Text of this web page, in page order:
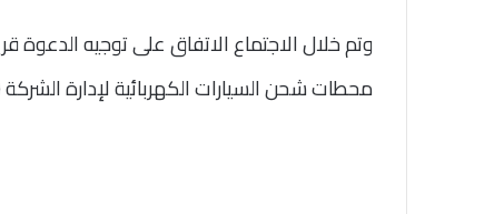
وتم خلال الاجتماع الاتفاق على توجيه الدعوة
محطات شحن السيارات الكهربائية لإدارة